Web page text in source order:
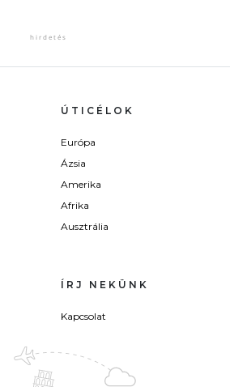
ÚTICÉLOK
Európa
Ázsia
Amerika
Afrika
Ausztrália
ÍRJ NEKÜNK
Kapcsolat